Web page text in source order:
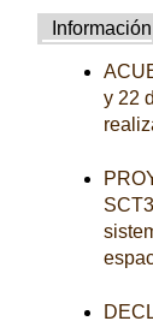
Información
y 22